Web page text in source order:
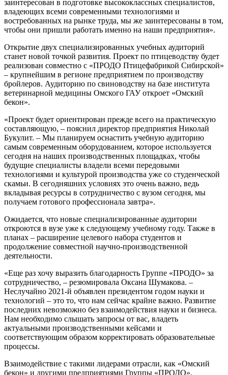
заинтересован в подготовке высококлассных специалистов,
владеющих всеми современными технологиями и
востребованных на рынке труда, мы же заинтересованы в том,
чтобы они пришли работать именно на наши предприятия».
Открытие двух специализированных учебных аудиторий
станет новой точкой развития. Проект по птицеводству будет
реализован совместно с «ПРОДО Птицефабрикой Сибирской»
– крупнейшим в регионе предприятием по производству
бройлеров. Аудиторию по свиноводству на базе института
ветеринарной медицины Омского ГАУ откроет «Омский
бекон».
«Проект будет ориентирован прежде всего на практическую
составляющую, – пояснил директор предприятия Николай
Букулит. – Мы планируем оснастить учебную аудиторию
самым современным оборудованием, которое используется
сегодня на наших производственных площадках, чтобы
будущие специалисты владели всеми передовыми
технологиями и культурой производства уже со студенческой
скамьи. В сегодняшних условиях это очень важно, ведь
вкладывая ресурсы в сотрудничество с вузом сегодня, мы
получаем готового профессионала завтра».
Ожидается, что новые специализированные аудитории
откроются в вузе уже к следующему учебному году. Также в
планах – расширение целевого набора студентов и
продолжение совместной научно-производственной
деятельности.
«Еще раз хочу выразить благодарность Группе «ПРОДО» за
сотрудничество, – резюмировала Оксана Шумакова. –
Неслучайно 2021-й объявлен президентом годом науки и
технологий – это то, что нам сейчас крайне важно. Развитие
последних невозможно без взаимодействия науки и бизнеса.
Нам необходимо слышать запросы от вас, владеть
актуальными производственными кейсами и
соответствующим образом корректировать образовательные
процессы.
Взаимодействие с такими лидерами отрасли, как «Омский
бекон» и другими предприятиями Группы «ПРОДО»,